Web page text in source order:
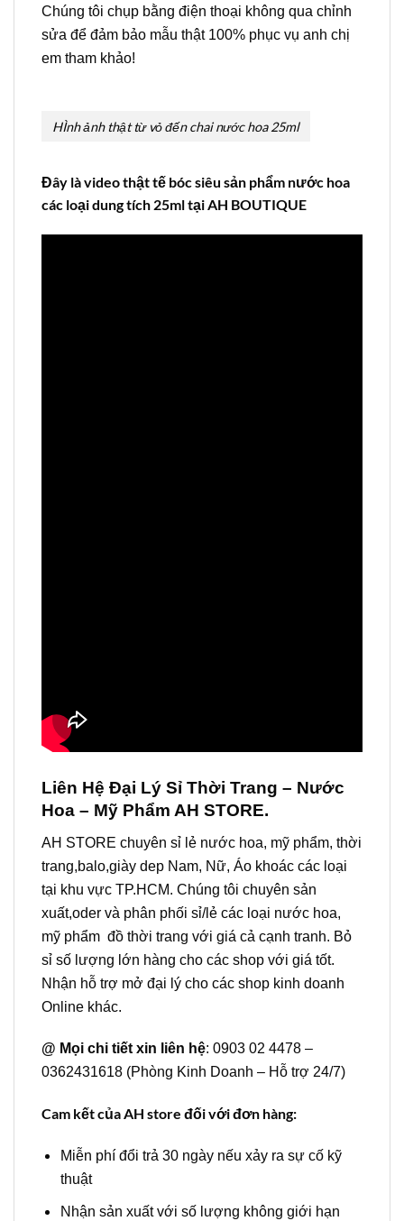
Chúng tôi chụp bằng điện thoại không qua chỉnh
sửa để đảm bảo mẫu thật 100% phục vụ anh chị
em tham khảo!
HÌnh ảnh thật từ vỏ đến chai nước hoa 25ml
Đây là video thật tế bóc siêu sản phẩm nước hoa
các loại dung tích 25ml tại AH BOUTIQUE
Liên Hệ Đại Lý Sỉ Thời Trang – Nước
Hoa – Mỹ Phẩm AH STORE.
AH STORE chuyên sỉ lẻ nước hoa, mỹ phẩm, thời
trang,balo,giày dep Nam, Nữ, Áo khoác các loại
tại khu vực TP.HCM. Chúng tôi chuyên sản
xuất,oder và phân phối sỉ/lẻ các loại nước hoa,
mỹ phẩm đồ thời trang với giá cả cạnh tranh. Bỏ
sỉ số lượng lớn hàng cho các shop với giá tốt.
Nhận hỗ trợ mở đại lý cho các shop kinh doanh
Online khác.
@ Mọi chi tiết xin liên hệ: 0903 02 4478 –
0362431618 (Phòng Kinh Doanh – Hỗ trợ 24/7)
Cam kết của AH store đối với đơn hàng:
Miễn phí đổi trả 30 ngày nếu xảy ra sự cố kỹ
thuật
Nhận sản xuất với số lượng không giới hạn